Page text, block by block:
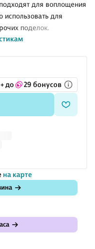
для воплощения
для
поделок.
на
хедером,
шт, ГЛ
микс
цветов, 8 г
+ до 29 бонусов
на карте